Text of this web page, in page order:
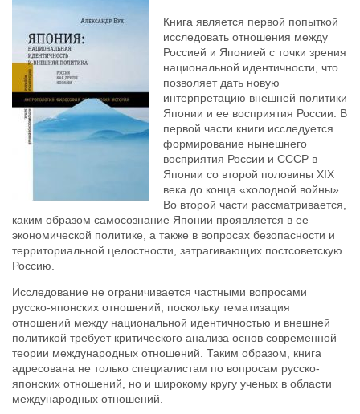
Книга является первой попыткой
исследовать отношения между
Россией и Японией с точки зрения
национальной идентичности, что
позволяет дать новую
интерпретацию внешней политики
Японии и ее восприятия России. В
первой части книги исследуется
формирование нынешнего
восприятия России и СССР в
Японии со второй половины XIX
века до конца «холодной войны».
Во второй части рассматривается,
каким образом самосознание Японии проявляется в ее
экономической политике, а также в вопросах безопасности и
территориальной целостности, затрагивающих постсоветскую
Россию.
Исследование не ограничивается частными вопросами
русско-японских отношений, поскольку тематизация
отношений между национальной идентичностью и внешней
политикой требует критического анализа основ современной
теории международных отношений. Таким образом, книга
адресована не только специалистам по вопросам русско-
японских отношений, но и широкому кругу ученых в области
международных отношений.